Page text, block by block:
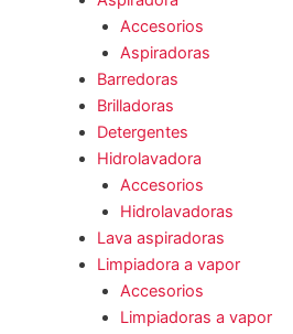
Accesorios
Aspiradoras
Barredoras
Brilladoras
Detergentes
Hidrolavadora
Accesorios
Hidrolavadoras
Lava aspiradoras
Limpiadora a vapor
Accesorios
Limpiadoras a vapor